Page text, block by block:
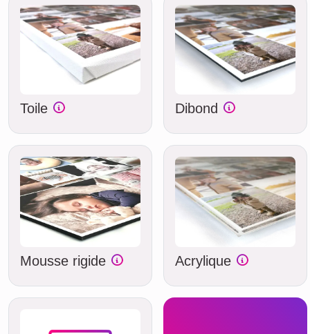
Toile Dibond
Mousse rigide Acrylique